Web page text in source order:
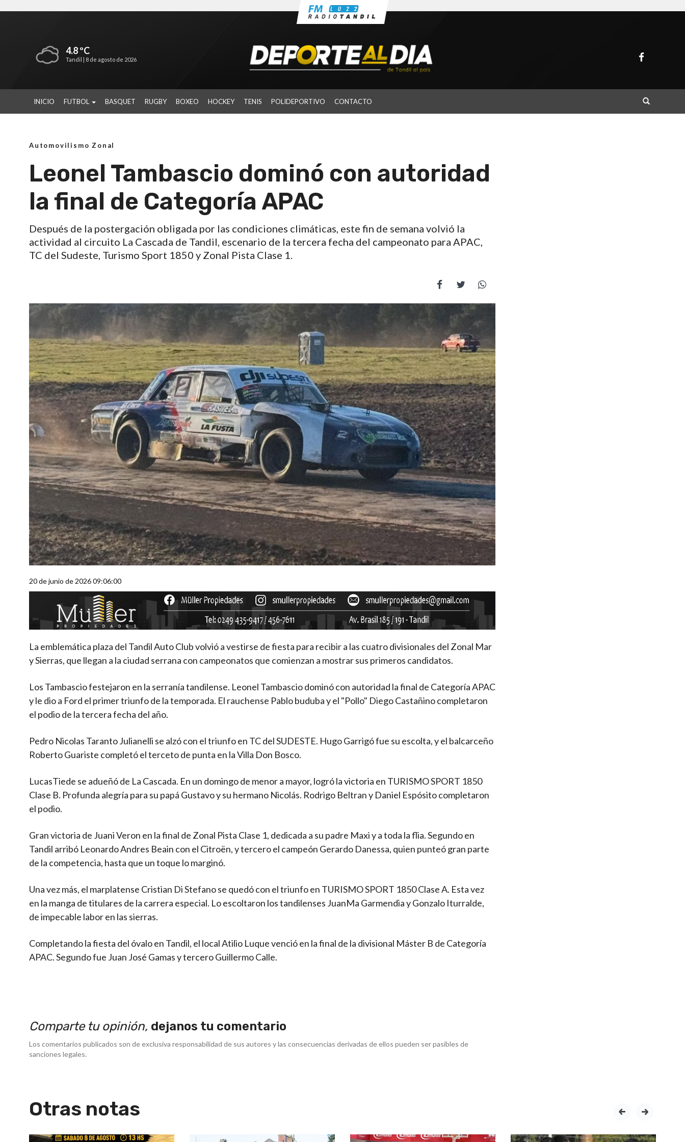
4.8 ºC
Tandil | 8 de agosto de 2026
INICIO FUTBOL BASQUET RUGBY BOXEO HOCKEY TENIS POLIDEPORTIVO CONTACTO
Automovilismo Zonal
Leonel Tambascio dominó con autoridad
la final de Categoría APAC
Después de la postergación obligada por las condiciones climáticas, este fin de semana volvió la
actividad al circuito La Cascada de Tandil, escenario de la tercera fecha del campeonato para APAC,
TC del Sudeste, Turismo Sport 1850 y Zonal Pista Clase 1.
20 de junio de 2026 09:06:00
La emblemática plaza del Tandil Auto Club volvió a vestirse de fiesta para recibir a las cuatro divisionales del Zonal Mar
y Sierras, que llegan a la ciudad serrana con campeonatos que comienzan a mostrar sus primeros candidatos.
Los Tambascio festejaron en la serranía tandilense. Leonel Tambascio dominó con autoridad la final de Categoría APAC
y le dio a Ford el primer triunfo de la temporada. El rauchense Pablo buduba y el "Pollo" Diego Castañino completaron
el podio de la tercera fecha del año.
Pedro Nicolas Taranto Julianelli se alzó con el triunfo en TC del SUDESTE. Hugo Garrigó fue su escolta, y el balcarceño
Roberto Guariste completó el terceto de punta en la Villa Don Bosco.
LucasTiede se adueñó de La Cascada. En un domingo de menor a mayor, logró la victoria en TURISMO SPORT 1850
Clase B. Profunda alegría para su papá Gustavo y su hermano Nicolás. Rodrigo Beltran y Daniel Espósito completaron
el podio.
Gran victoria de Juani Veron en la final de Zonal Pista Clase 1, dedicada a su padre Maxi y a toda la flia. Segundo en
Tandil arribó Leonardo Andres Beain con el Citroën, y tercero el campeón Gerardo Danessa, quien punteó gran parte
de la competencia, hasta que un toque lo marginó.
Una vez más, el marplatense Cristian Di Stefano se quedó con el triunfo en TURISMO SPORT 1850 Clase A. Esta vez
en la manga de titulares de la carrera especial. Lo escoltaron los tandilenses JuanMa Garmendia y Gonzalo Iturralde,
de impecable labor en las sierras.
Completando la fiesta del óvalo en Tandil, el local Atilio Luque venció en la final de la divisional Máster B de Categoría
APAC. Segundo fue Juan José Gamas y tercero Guillermo Calle.
Comparte tu opinión, dejanos tu comentario
Los comentarios publicados son de exclusiva responsabilidad de sus autores y las consecuencias derivadas de ellos pueden ser pasibles de
sanciones legales.
Otras notas prev next